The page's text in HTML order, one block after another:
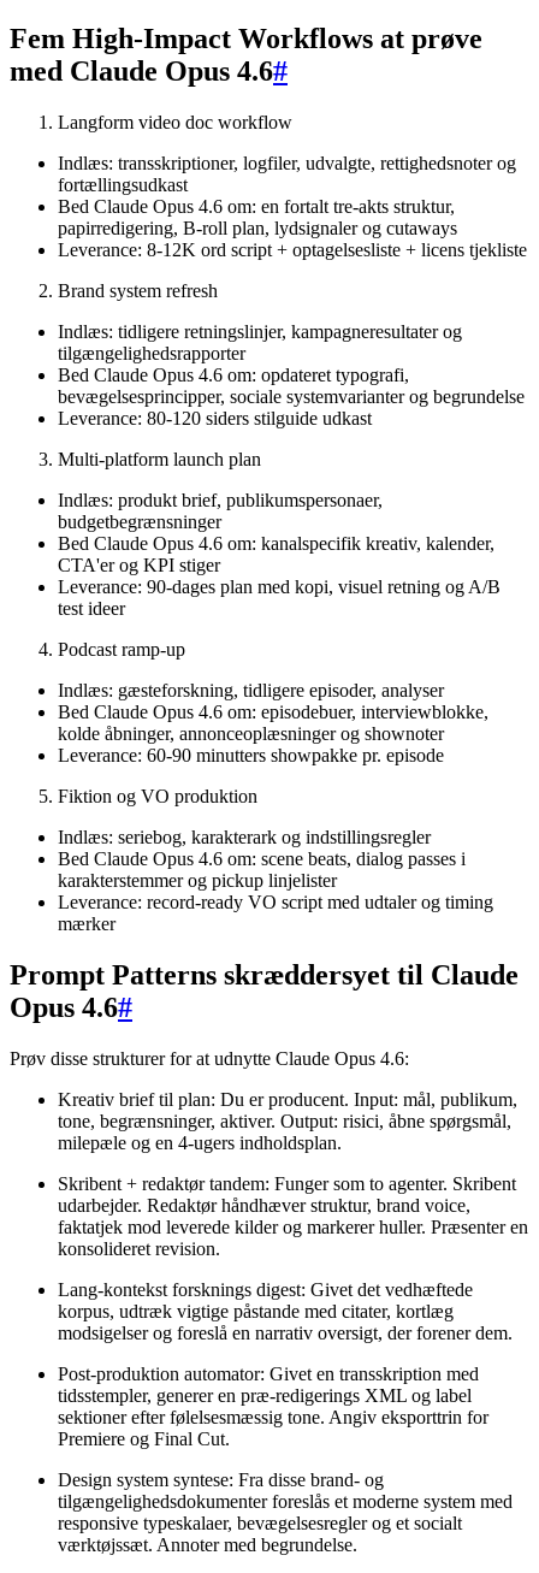
Fem High-Impact Workflows at prøve
med Claude Opus 4.6#
Langform video doc workflow
Indlæs: transskriptioner, logfiler, udvalgte, rettighedsnoter og
fortællingsudkast
Bed Claude Opus 4.6 om: en fortalt tre-akts struktur,
papirredigering, B-roll plan, lydsignaler og cutaways
Leverance: 8-12K ord script + optagelsesliste + licens tjekliste
Brand system refresh
Indlæs: tidligere retningslinjer, kampagneresultater og
tilgængelighedsrapporter
Bed Claude Opus 4.6 om: opdateret typografi,
bevægelsesprincipper, sociale systemvarianter og begrundelse
Leverance: 80-120 siders stilguide udkast
Multi-platform launch plan
Indlæs: produkt brief, publikumspersonaer,
budgetbegrænsninger
Bed Claude Opus 4.6 om: kanalspecifik kreativ, kalender,
CTA'er og KPI stiger
Leverance: 90-dages plan med kopi, visuel retning og A/B
test ideer
Podcast ramp-up
Indlæs: gæsteforskning, tidligere episoder, analyser
Bed Claude Opus 4.6 om: episodebuer, interviewblokke,
kolde åbninger, annonceoplæsninger og shownoter
Leverance: 60-90 minutters showpakke pr. episode
Fiktion og VO produktion
Indlæs: seriebog, karakterark og indstillingsregler
Bed Claude Opus 4.6 om: scene beats, dialog passes i
karakterstemmer og pickup linjelister
Leverance: record-ready VO script med udtaler og timing
mærker
Prompt Patterns skræddersyet til Claude
Opus 4.6#
Prøv disse strukturer for at udnytte Claude Opus 4.6:
Kreativ brief til plan: Du er producent. Input: mål, publikum,
tone, begrænsninger, aktiver. Output: risici, åbne spørgsmål,
milepæle og en 4-ugers indholdsplan.
Skribent + redaktør tandem: Funger som to agenter. Skribent
udarbejder. Redaktør håndhæver struktur, brand voice,
faktatjek mod leverede kilder og markerer huller. Præsenter en
konsolideret revision.
Lang-kontekst forsknings digest: Givet det vedhæftede
korpus, udtræk vigtige påstande med citater, kortlæg
modsigelser og foreslå en narrativ oversigt, der forener dem.
Post-produktion automator: Givet en transskription med
tidsstempler, generer en præ-redigerings XML og label
sektioner efter følelsesmæssig tone. Angiv eksporttrin for
Premiere og Final Cut.
Design system syntese: Fra disse brand- og
tilgængelighedsdokumenter foreslås et moderne system med
responsive typeskalaer, bevægelsesregler og et socialt
værktøjssæt. Annoter med begrundelse.